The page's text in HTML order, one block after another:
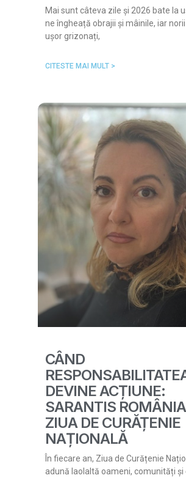
Mai sunt câteva zile și 2026 bate la
ne îngheață obrajii și mâinile, iar
ușor grizonați,
CITESTE MAI MULT >
CÂND
DEVINE ACȚIUNE:
SARANTIS
ZIUA DE CURĂȚENIE
NAȚIONALĂ
În fiecare an, Ziua de Curățenie
adună laolaltă oameni, comunități și